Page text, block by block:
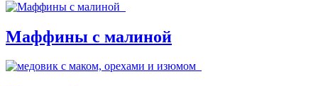
Маффины с малиной